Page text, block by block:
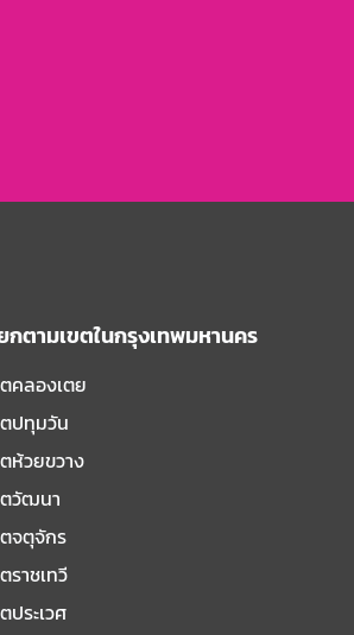
กตามเขตในกรุงเทพมหานคร
คลองเตย
ปทุมวัน
ห้วยขวาง
ตวัฒนา
จตุจักร
ราชเทวี
ประเวศ